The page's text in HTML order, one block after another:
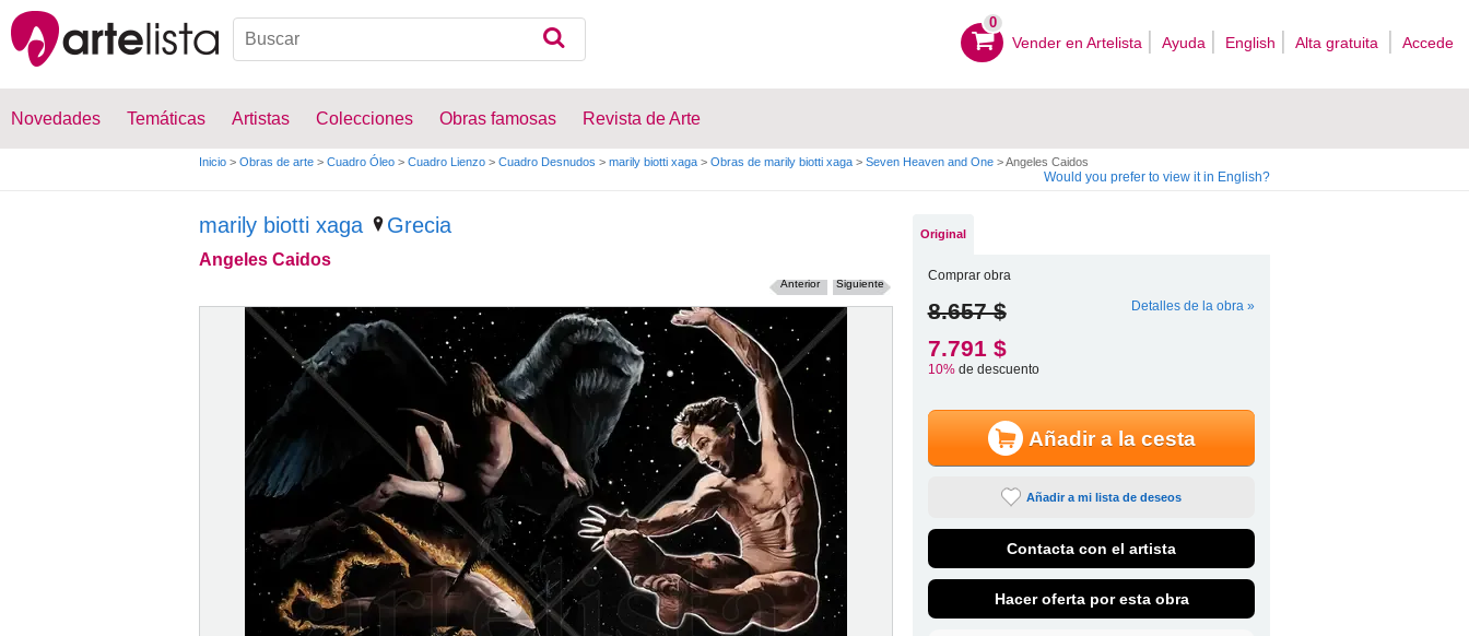
0
Vender en Artelista Ayuda English Alta gratuita Accede
Novedades Temáticas Artistas Colecciones Obras famosas Revista de Arte
Inicio > Obras de arte > Cuadro Óleo > Cuadro Lienzo > Cuadro Desnudos > marily biotti xaga > Obras de marily biotti xaga > Seven Heaven and One >Angeles Caidos
Would you prefer to view it in English?
marily biotti xaga Grecia
Angeles Caidos
Siguiente
Anterior
Original
Comprar obra
8.657 $ Detalles de la obra »
7.791 $
10%de descuento
Añadir a la cesta
Añadir a mi lista de deseos
Contacta con el artista
Hacer oferta por esta obra